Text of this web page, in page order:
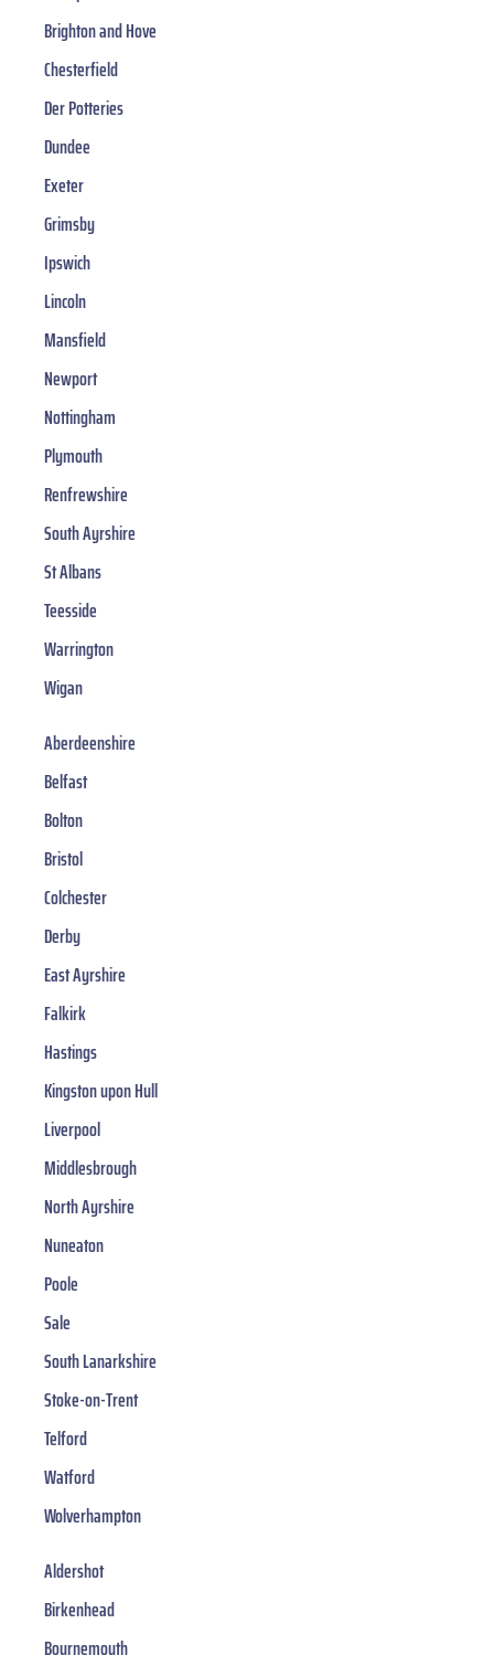
Brighton and Hove
Chesterfield
Der Potteries
Dundee
Exeter
Grimsby
Ipswich
Lincoln
Mansfield
Newport
Nottingham
Plymouth
Renfrewshire
South Ayrshire
St Albans
Teesside
Warrington
Wigan
Aberdeenshire
Belfast
Bolton
Bristol
Colchester
Derby
East Ayrshire
Falkirk
Hastings
Kingston upon Hull
Liverpool
Middlesbrough
North Ayrshire
Nuneaton
Poole
Sale
South Lanarkshire
Stoke-on-Trent
Telford
Watford
Wolverhampton
Aldershot
Birkenhead
Bournemouth